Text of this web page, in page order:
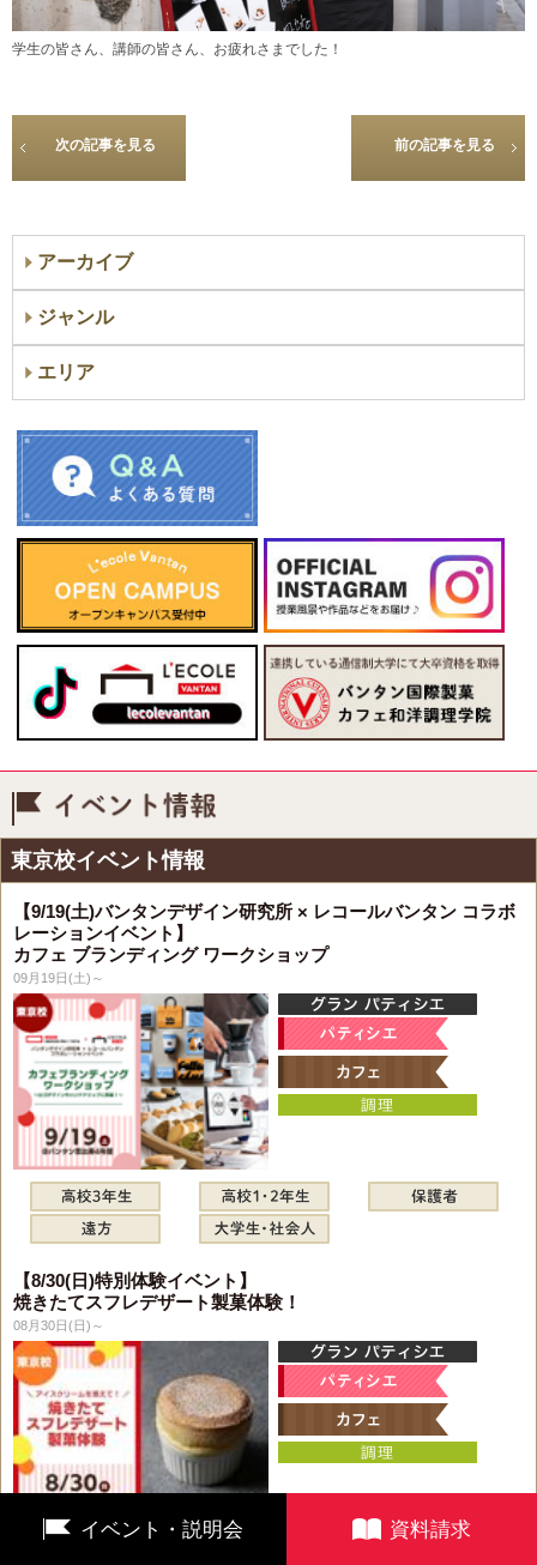
イベント・説明会 資料請求
学生の皆さん、講師の皆さん、お疲れさまでした！
次の記事を見る 前の記事を見る
アーカイブ
ジャンル
エリア
東京校イベント情報
【9/19(土)バンタンデザイン研究所 × レコールバンタン コラボ
レーションイベント】
カフェ ブランディング ワークショップ
09月19日(土)～
【8/30(日)特別体験イベント】
焼きたてスフレデザート製菓体験！
08月30日(日)～